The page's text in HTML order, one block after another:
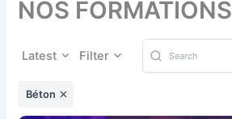
NOS FORMATIONS
Latest Filter
Béton